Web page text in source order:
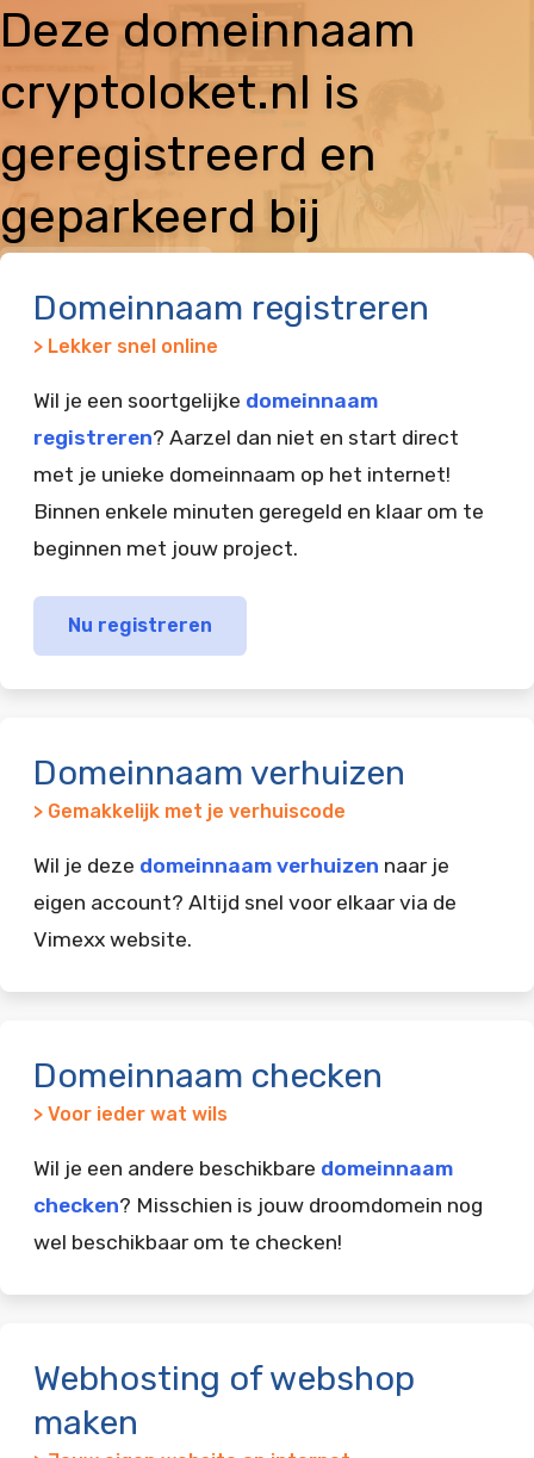
Deze domeinnaam
cryptoloket.nl is
geregistreerd en
geparkeerd bij
Domeinnaam registreren
> Lekker snel online
Wil je een soortgelijke domeinnaam
registreren? Aarzel dan niet en start direct
met je unieke domeinnaam op het internet!
Binnen enkele minuten geregeld en klaar om te
beginnen met jouw project.
Nu registreren
Domeinnaam verhuizen
> Gemakkelijk met je verhuiscode
Wil je deze domeinnaam verhuizen naar je
eigen account? Altijd snel voor elkaar via de
Vimexx website.
Domeinnaam checken
> Voor ieder wat wils
Wil je een andere beschikbare domeinnaam
checken? Misschien is jouw droomdomein nog
wel beschikbaar om te checken!
Webhosting of webshop
maken